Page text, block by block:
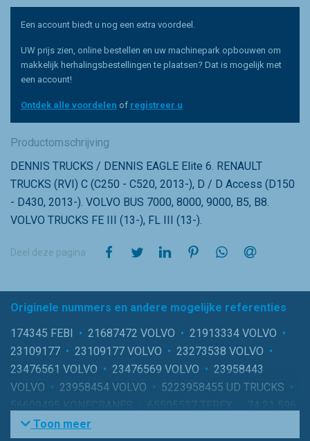
Een account biedt u nog een extra voordeel.
UW prijs zien, online bestellen en uw machinepark opbouwen om
makkelijk herhalingsbestellingen te plaatsen? Dat is mogelijk met
een account!
Ontdek alle voordelen of registreer u
Productomschrijving
DENNIS TRUCKS / DENNIS EAGLE Elite 6. RENAULT
TRUCKS (RVI) C (C250 - C520, 2013-), D / D Access (D150
- D430, 2013-). VOLVO BUS 7000, 8000, 9000, B5, B8.
VOLVO TRUCKS FE III (13-), FL III (13-).
Deel deze pagina op Facebookop Twitterop LinkedInop Pinterestop WhatsApp
Originele nummers en andere mogelijke referenties
174345 FEBI • 21687472 VOLVO • 21913334 VOLVO •
23109177 • 23109177 VOLVO • 23273538 VOLVO •
23476561 VOLVO • 23476569 VOLVO • 23958443
VOLVO • 23958454 VOLVO • 5223958455 UD TRUCKS •
180 RENAULT•74 21 857 436 RENAULT
Toon meer